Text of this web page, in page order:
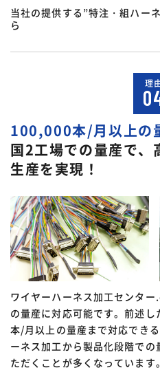
当社の提供する”特注・組ハー
ら
理
100,000本/月以上の
国2工場での量産で、
生産を実現！
ワイヤーハーネス加工センタ
の量産に対応可能です。前述
本/月以上の量産まで対応でき
ーネス加工から製品化段階で
ただくことが多くなっています。